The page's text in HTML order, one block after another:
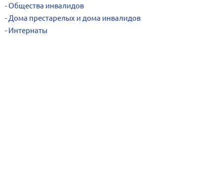
Общества инвалидов
Дома престарелых и дома инвалидов
Интернаты